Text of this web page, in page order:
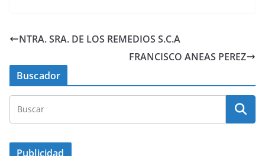
NTRA. SRA. DE LOS REMEDIOS S.C.A
FRANCISCO ANEAS PEREZ
Buscador
Publicidad